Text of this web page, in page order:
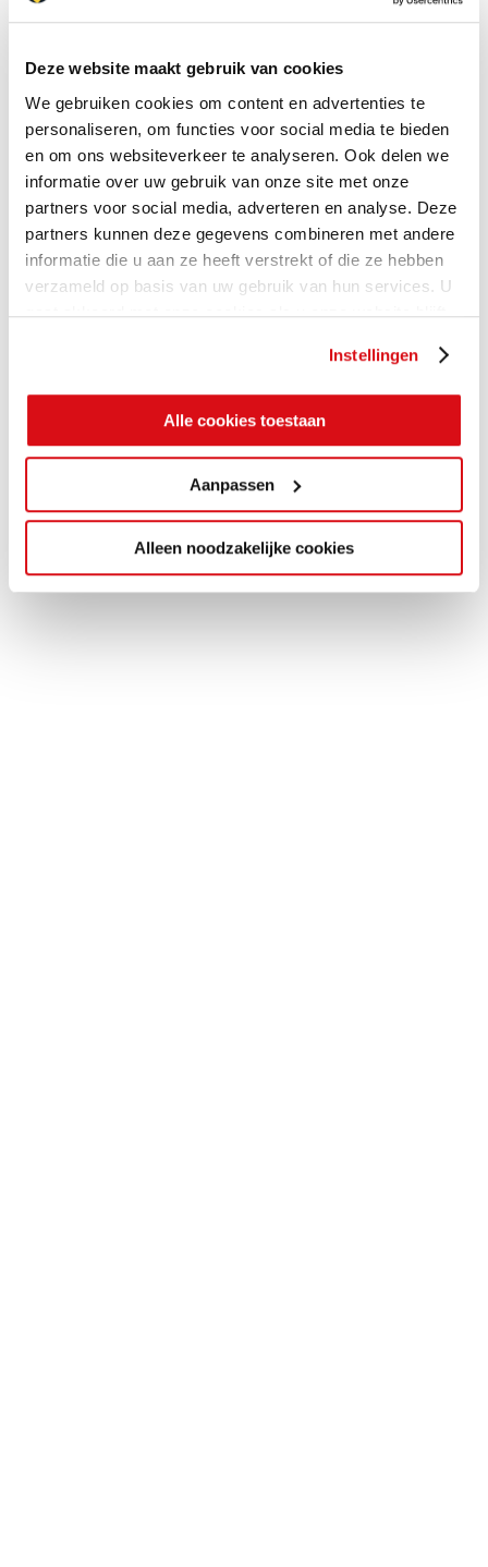
Deze website maakt gebruik van cookies
We gebruiken cookies om content en advertenties te
personaliseren, om functies voor social media te bieden
en om ons websiteverkeer te analyseren. Ook delen we
informatie over uw gebruik van onze site met onze
partners voor social media, adverteren en analyse. Deze
partners kunnen deze gegevens combineren met andere
informatie die u aan ze heeft verstrekt of die ze hebben
verzameld op basis van uw gebruik van hun services. U
gaat akkoord met onze cookies als u onze website blijft
Instellingen
Alle cookies toestaan
Aanpassen
Alleen noodzakelijke cookies